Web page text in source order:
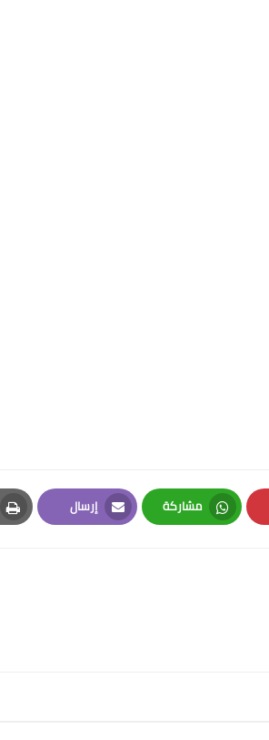
مشاركة
Whatsapp
إرسال
Email